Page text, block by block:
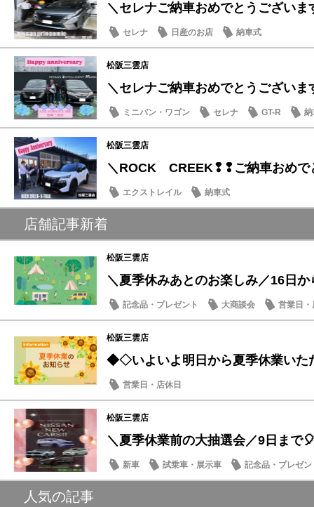
＼セレナご納車おめでとうございま
セレナ 日産のお店 納車式
松阪三雲店
＼セレナご納車おめでとうございま
ミニバン・ワゴン セレナ GT-R
松阪三雲店
＼ROCK CREEK❢❢ご納車おめで
エクストレイル 納車式
店舗記事新着
松阪三雲店
＼夏季休みあとのお楽しみ／16日
記念品・プレゼント 大商談会 営業日・
松阪三雲店
◆◇いよいよ明日から夏季休業い
営業日・店休日
松阪三雲店
＼夏季休業前の大抽選会／9日まで
新車 試乗車・展示車 記念品・プレゼン
人気の記事